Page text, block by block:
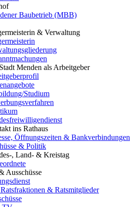
Baubetrieb (MBB)
& Verwaltung
Menden als Arbeitgeber
Studium
ins Rathaus
Öffnungszeiten & Bankverbindungen
& Politik
, Land- & Kreistag
Ausschüsse
& Ratsmitglieder